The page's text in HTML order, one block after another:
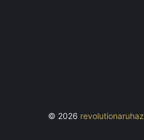
© 2026 revolutionaruhaz